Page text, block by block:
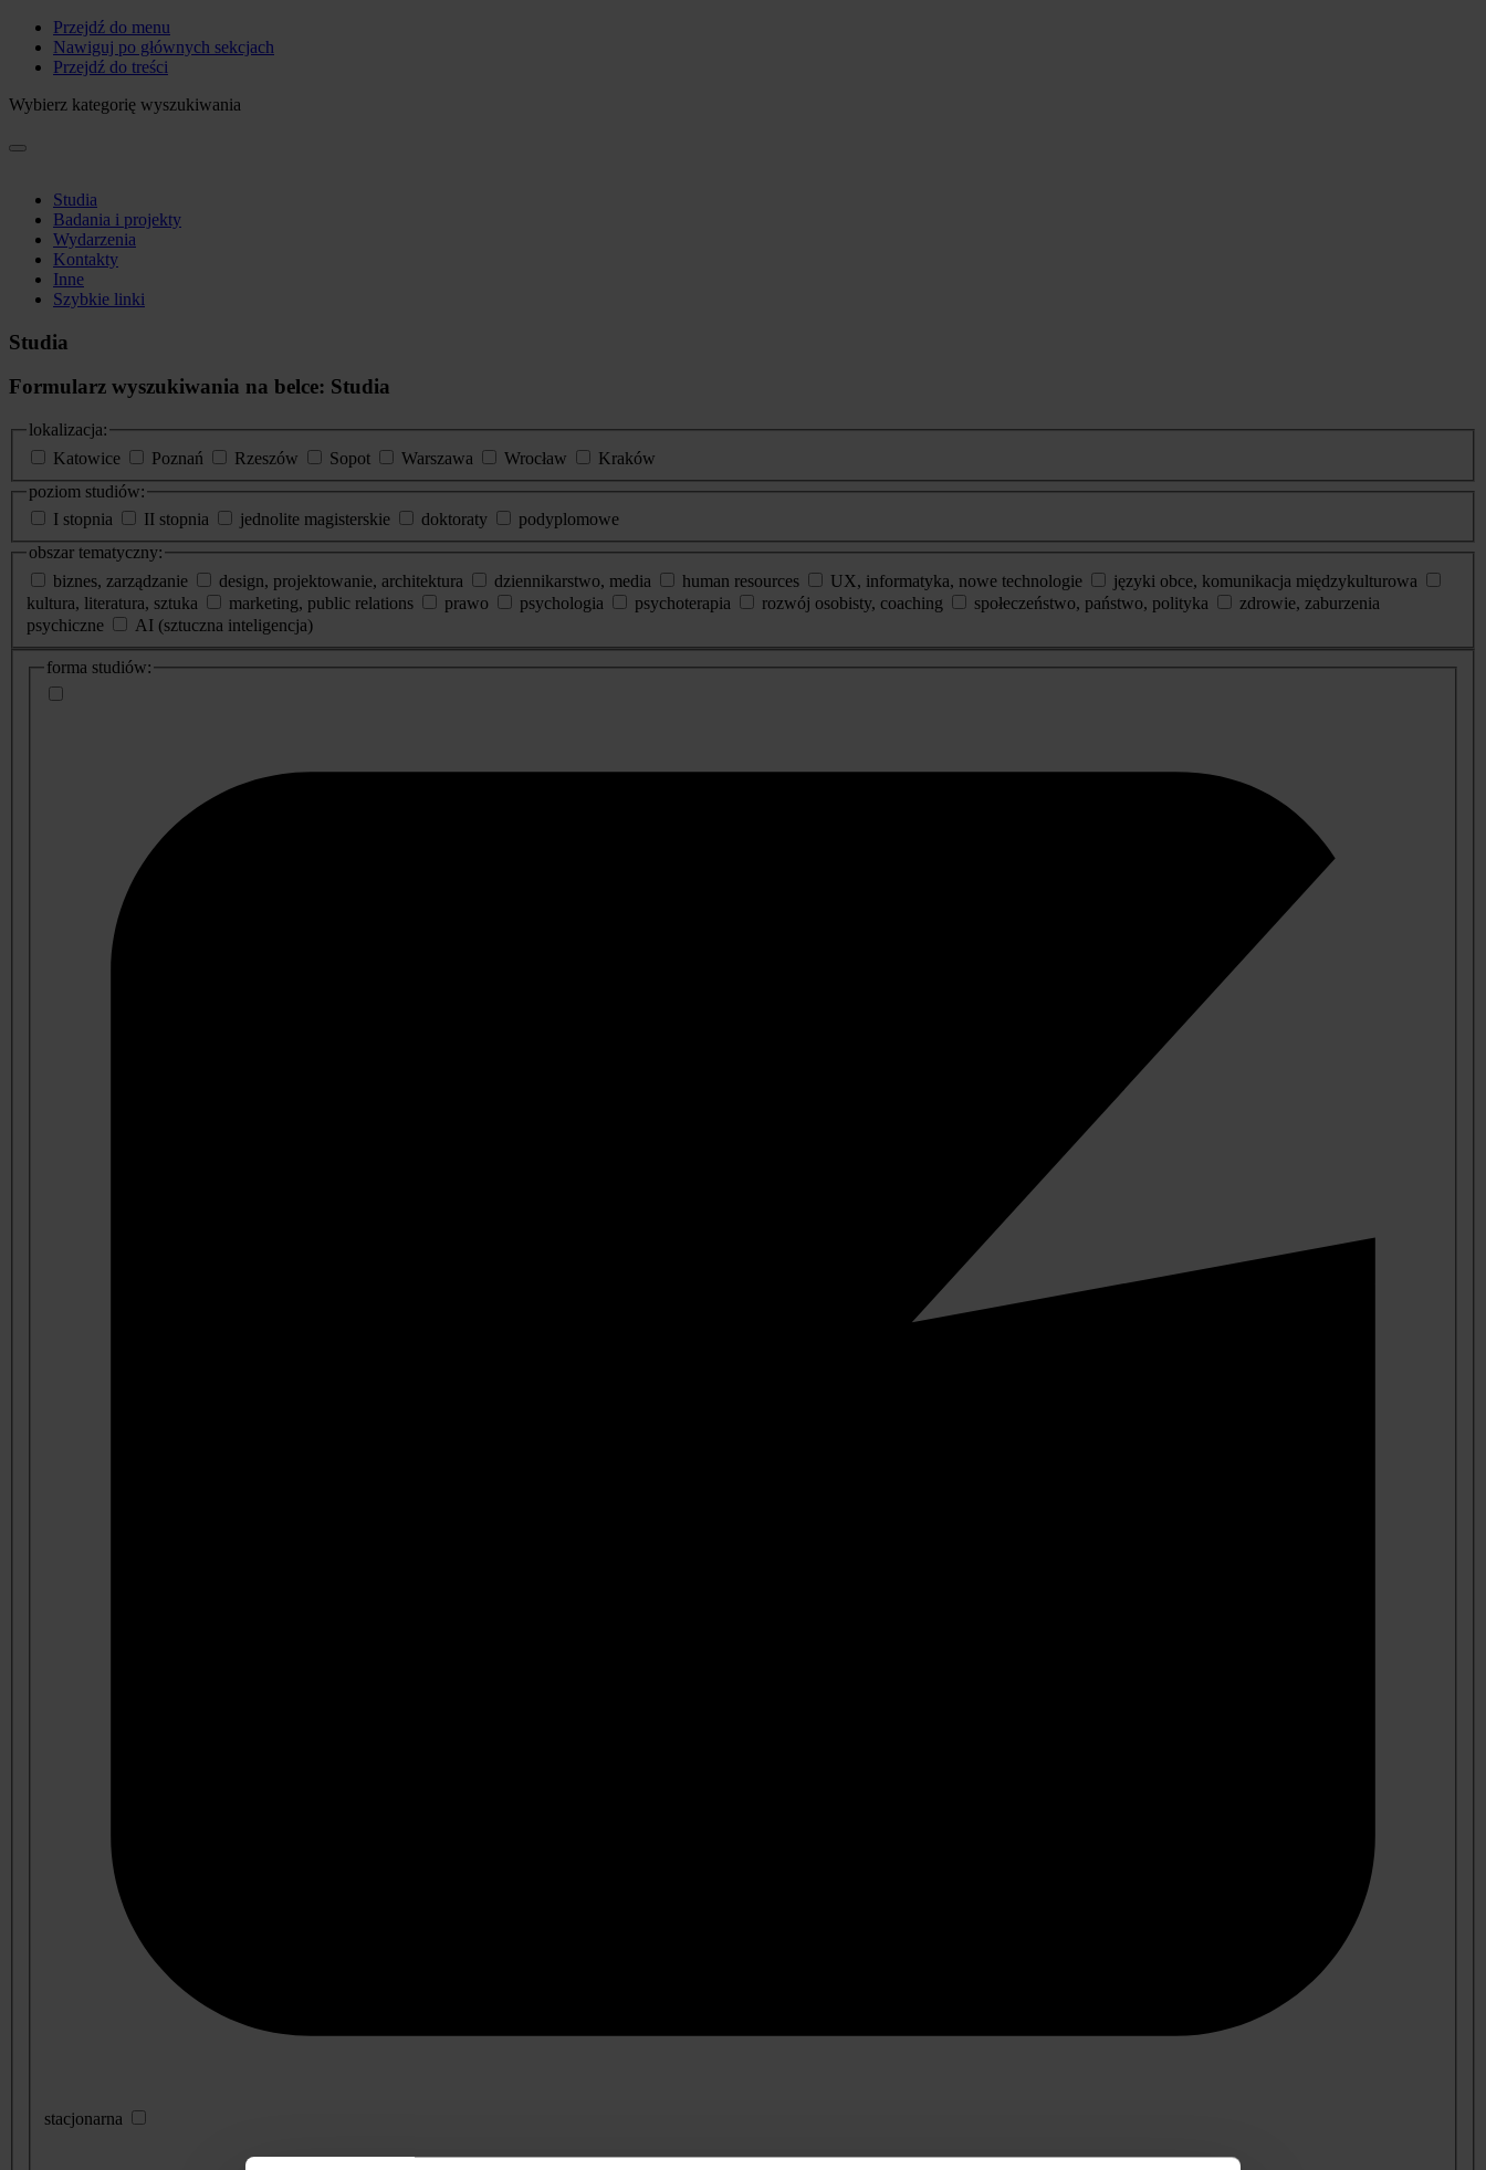
Przejdź do menu
Nawiguj po głównych sekcjach
Przejdź do treści
Wybierz kategorię wyszukiwania
Studia
Badania i projekty
Wydarzenia
Kontakty
Inne
Szybkie linki
Studia
Formularz wyszukiwania na belce: Studia
lokalizacja:
Katowice
Poznań Rzeszów Sopot Warszawa Wrocław
Kraków
poziom studiów:
I stopnia
II stopnia jednolite magisterskie doktoraty
podyplomowe
obszar tematyczny:
biznes, zarządzanie
design, projektowanie, architektura dziennikarstwo, media human resources UX, informatyka, nowe technologie
języki obce, komunikacja międzykulturowa
kultura, literatura, sztuka
marketing, public relations prawo psychologia psychoterapia rozwój osobisty, coaching społeczeństwo, państwo, polityka
zdrowie, zaburzenia
psychiczne
AI (sztuczna inteligencja)
dodatkowe
informacje
forma studiów:
stacjonarna